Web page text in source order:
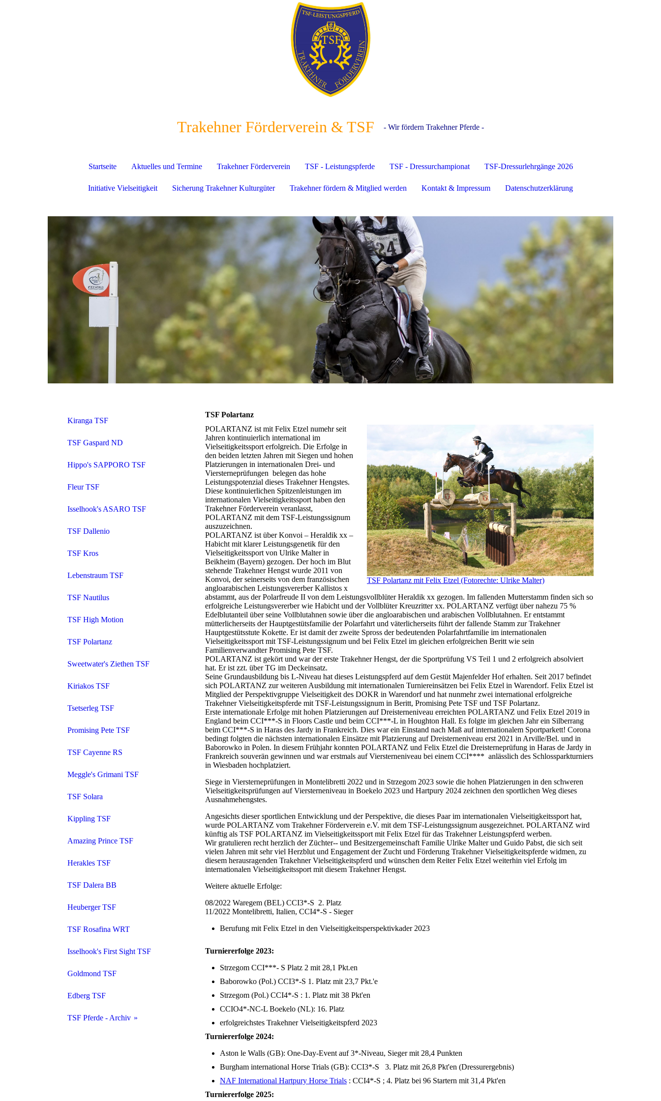
Trakehner Förderverein & TSF - Wir fördern Trakehner Pferde -
Startseite Aktuelles und Termine Trakehner Förderverein TSF - Leistungspferde TSF - Dressurchampionat TSF-Dressurlehrgänge 2026
Initiative Vielseitigkeit Sicherung Trakehner Kulturgüter Trakehner fördern & Mitglied werden Kontakt & Impressum Datenschutzerklärung
Kiranga TSF
TSF Gaspard ND
Hippo's SAPPORO TSF
Fleur TSF
Isselhook's ASARO TSF
TSF Dallenio
TSF Kros
Lebenstraum TSF
TSF Nautilus
TSF High Motion
TSF Polartanz
Sweetwater's Ziethen TSF
Kiriakos TSF
Tsetserleg TSF
Promising Pete TSF
TSF Cayenne RS
Meggle's Grimani TSF
TSF Solara
Kippling TSF
Amazing Prince TSF
Herakles TSF
TSF Dalera BB
Heuberger TSF
TSF Rosafina WRT
Isselhook's First Sight TSF
Goldmond TSF
Edberg TSF
TSF Pferde - Archiv
TSF Polartanz
TSF Polartanz mit Felix Etzel (Fotorechte: Ulrike Malter)
POLARTANZ ist mit Felix Etzel numehr seit
Jahren kontinuierlich international im
Vielseitigkeitssport erfolgreich. Die Erfolge in
den beiden letzten Jahren mit Siegen und hohen
Platzierungen in internationalen Drei- und
Viersterneprüfungen belegen das hohe
Leistungspotenzial dieses Trakehner Hengstes.
Diese kontinuierlichen Spitzenleistungen im
internationalen Vielseitigkeitssport haben den
Trakehner Förderverein veranlasst,
POLARTANZ mit dem TSF-Leistungssignum
auszuzeichnen.
POLARTANZ ist über Konvoi – Heraldik xx –
Habicht mit klarer Leistungsgenetik für den
Vielseitigkeitssport von Ulrike Malter in
Beikheim (Bayern) gezogen. Der hoch im Blut
stehende Trakehner Hengst wurde 2011 von
Konvoi, der seinerseits von dem französischen
angloarabischen Leistungsvererber Kallistos x
abstammt, aus der Polarfreude II von dem Leistungsvollblüter Heraldik xx gezogen. Im fallenden Mutterstamm finden sich so
erfolgreiche Leistungsvererber wie Habicht und der Vollblüter Kreuzritter xx. POLARTANZ verfügt über nahezu 75 %
Edelblutanteil über seine Vollblutahnen sowie über die angloarabischen und arabischen Vollblutahnen. Er entstammt
mütterlicherseits der Hauptgestütsfamilie der Polarfahrt und väterlicherseits führt der fallende Stamm zur Trakehner
Hauptgestütsstute Kokette. Er ist damit der zweite Spross der bedeutenden Polarfahrtfamilie im internationalen
Vielseitigkeitssport mit TSF-Leistungssignum und bei Felix Etzel im gleichen erfolgreichen Beritt wie sein
Familienverwandter Promising Pete TSF.
POLARTANZ ist gekört und war der erste Trakehner Hengst, der die Sportprüfung VS Teil 1 und 2 erfolgreich absolviert
hat. Er ist zzt. über TG im Deckeinsatz.
Seine Grundausbildung bis L-Niveau hat dieses Leistungspferd auf dem Gestüt Majenfelder Hof erhalten. Seit 2017 befindet
sich POLARTANZ zur weiteren Ausbildung mit internationalen Turniereinsätzen bei Felix Etzel in Warendorf. Felix Etzel ist
Mitglied der Perspektivgruppe Vielseitigkeit des DOKR in Warendorf und hat nunmehr zwei international erfolgreiche
Trakehner Vielseitigkeitspferde mit TSF-Leistungssignum in Beritt, Promising Pete TSF und TSF Polartanz.
Erste internationale Erfolge mit hohen Platzierungen auf Dreisterneniveau erreichten POLARTANZ und Felix Etzel 2019 in
England beim CCI***-S in Floors Castle und beim CCI***-L in Houghton Hall. Es folgte im gleichen Jahr ein Silberrang
beim CCI***-S in Haras des Jardy in Frankreich. Dies war ein Einstand nach Maß auf internationalem Sportparkett! Corona
bedingt folgten die nächsten internationalen Einsätze mit Platzierung auf Dreisterneniveau erst 2021 in Arville/Bel. und in
Baborowko in Polen. In diesem Frühjahr konnten POLARTANZ und Felix Etzel die Dreisterneprüfung in Haras de Jardy in
Frankreich souverän gewinnen und war erstmals auf Viersterneniveau bei einem CCI**** anlässlich des Schlossparkturniers
in Wiesbaden hochplatziert.
Siege in Viersterneprüfungen in Montelibretti 2022 und in Strzegom 2023 sowie die hohen Platzierungen in den schweren
Vielseitigkeitsprüfungen auf Viersterneniveau in Boekelo 2023 und Hartpury 2024 zeichnen den sportlichen Weg dieses
Ausnahmehengstes.
Angesichts dieser sportlichen Entwicklung und der Perspektive, die dieses Paar im internationalen Vielseitigkeitssport hat,
wurde POLARTANZ vom Trakehner Förderverein e.V. mit dem TSF-Leistungssignum ausgezeichnet. POLARTANZ wird
künftig als TSF POLARTANZ im Vielseitigkeitssport mit Felix Etzel für das Trakehner Leistungspferd werben.
Wir gratulieren recht herzlich der Züchter-- und Besitzergemeinschaft Familie Ulrike Malter und Guido Pabst, die sich seit
vielen Jahren mit sehr viel Herzblut und Engagement der Zucht und Förderung Trakehner Vielseitigkeitspferde widmen, zu
diesem herausragenden Trakehner Vielseitigkeitspferd und wünschen dem Reiter Felix Etzel weiterhin viel Erfolg im
internationalen Vielseitigkeitssport mit diesem Trakehner Hengst.
Weitere aktuelle Erfolge:
08/2022 Waregem (BEL) CCI3*-S 2. Platz
11/2022 Montelibretti, Italien, CCI4*-S - Sieger
Berufung mit Felix Etzel in den Vielseitigkeitsperspektivkader 2023
Turniererfolge 2023:
Strzegom CCI***- S Platz 2 mit 28,1 Pkt.en
Baborowko (Pol.) CCI3*-S 1. Platz mit 23,7 Pkt.'e
Strzegom (Pol.) CCI4*-S : 1. Platz mit 38 Pkt'en
CCIO4*-NC-L Boekelo (NL): 16. Platz
erfolgreichstes Trakehner Vielseitigkeitspferd 2023
Turniererfolge 2024:
Aston le Walls (GB): One-Day-Event auf 3*-Niveau, Sieger mit 28,4 Punkten
Burgham international Horse Trials (GB): CCI3*-S 3. Platz mit 26,8 Pkt'en (Dressurergebnis)
NAF International Hartpury Horse Trials : CCI4*-S ; 4. Platz bei 96 Startern mit 31,4 Pkt'en
Turniererfolge 2025: